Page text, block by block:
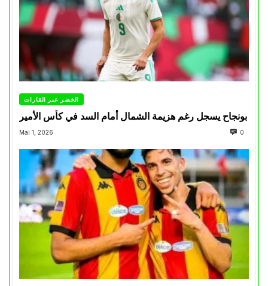
الخضر عبر القارات
بونجاح يسجل رغم هزيمة الشمال أمام السد في كأس الأمير
Mai 1, 2026 0